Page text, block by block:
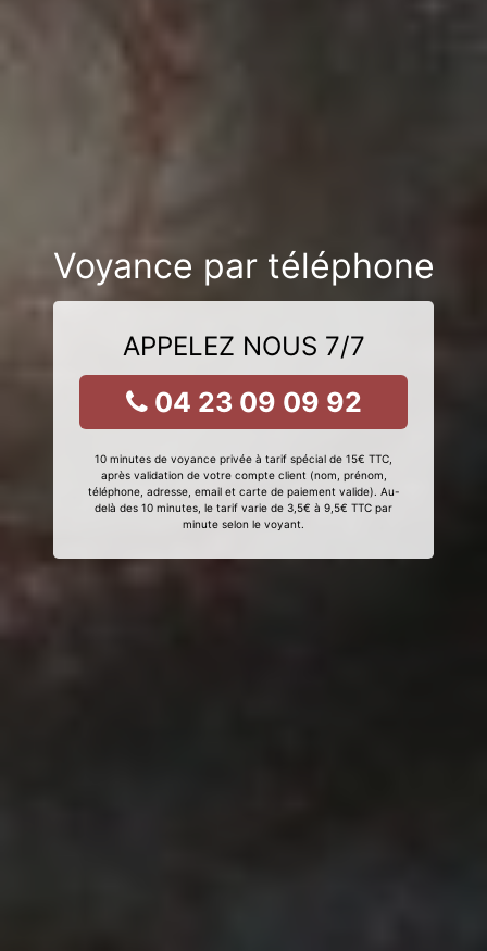
Voyance par téléphone
APPELEZ NOUS 7/7
04 23 09 09 92
10 minutes de voyance privée à tarif spécial de 15€ TTC,
après validation de votre compte client (nom, prénom,
téléphone, adresse, email et carte de paiement valide). Au-
delà des 10 minutes, le tarif varie de 3,5€ à 9,5€ TTC par
minute selon le voyant.